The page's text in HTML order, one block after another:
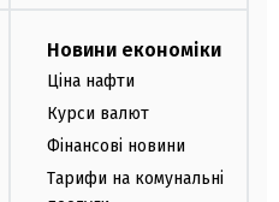
Новини економіки
Ціна нафти
Курси валют
Фінансові новини
Тарифи на комунальні